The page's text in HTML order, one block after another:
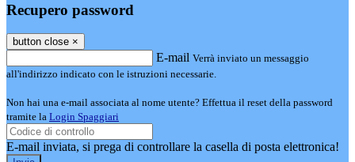
Recupero password
button close ×
E-mail Verrà inviato un messaggio
all'indirizzo indicato con le istruzioni necessarie.
Non hai una e-mail associata al nome utente? Effettua il reset della password
tramite la Login Spaggiari
E-mail inviata, si prega di controllare la casella di posta elettronica!